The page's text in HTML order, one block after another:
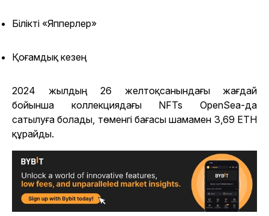
Білікті «Япперлер»
Қоғамдық кезең
2024 жылдың 26 желтоқсанындағы жағдай
бойынша коллекциядағы NFTs OpenSea-да
сатылуға болады, төменгі бағасы шамамен 3,69 ETH
құрайды.